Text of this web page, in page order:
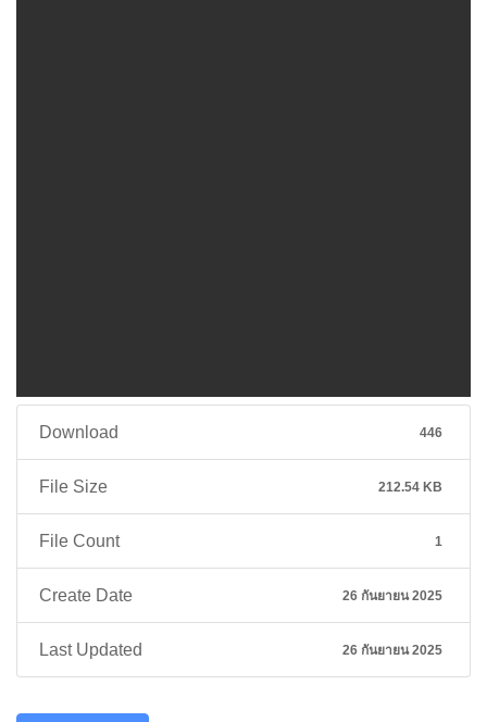
Download 446
File Size 212.54 KB
File Count 1
Create Date 26 กันยายน 2025
Last Updated 26 กันยายน 2025